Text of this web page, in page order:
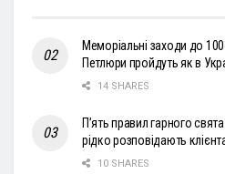
Меморіальні заходи до
Петлюри пройдуть як в
14 SHARES
П’ять правил гарного
рідко розповідають
10 SHARES